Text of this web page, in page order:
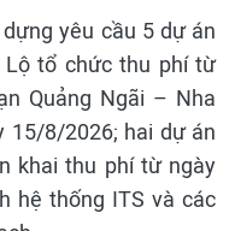
yêu cầu 5 dự án
tổ chức thu phí từ
Quảng Ngãi – Nha
15/8/2026; hai dự án
khai thu phí từ ngày
hệ thống ITS và các